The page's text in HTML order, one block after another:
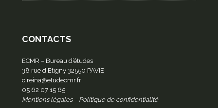
CONTACTS
ECMR – Bureau d’études
38 rue d’Etigny 32550 PAVIE
c.reina@etudecmr.fr
05 62 07 15 65
Mentions légales– Politique de confidentialité